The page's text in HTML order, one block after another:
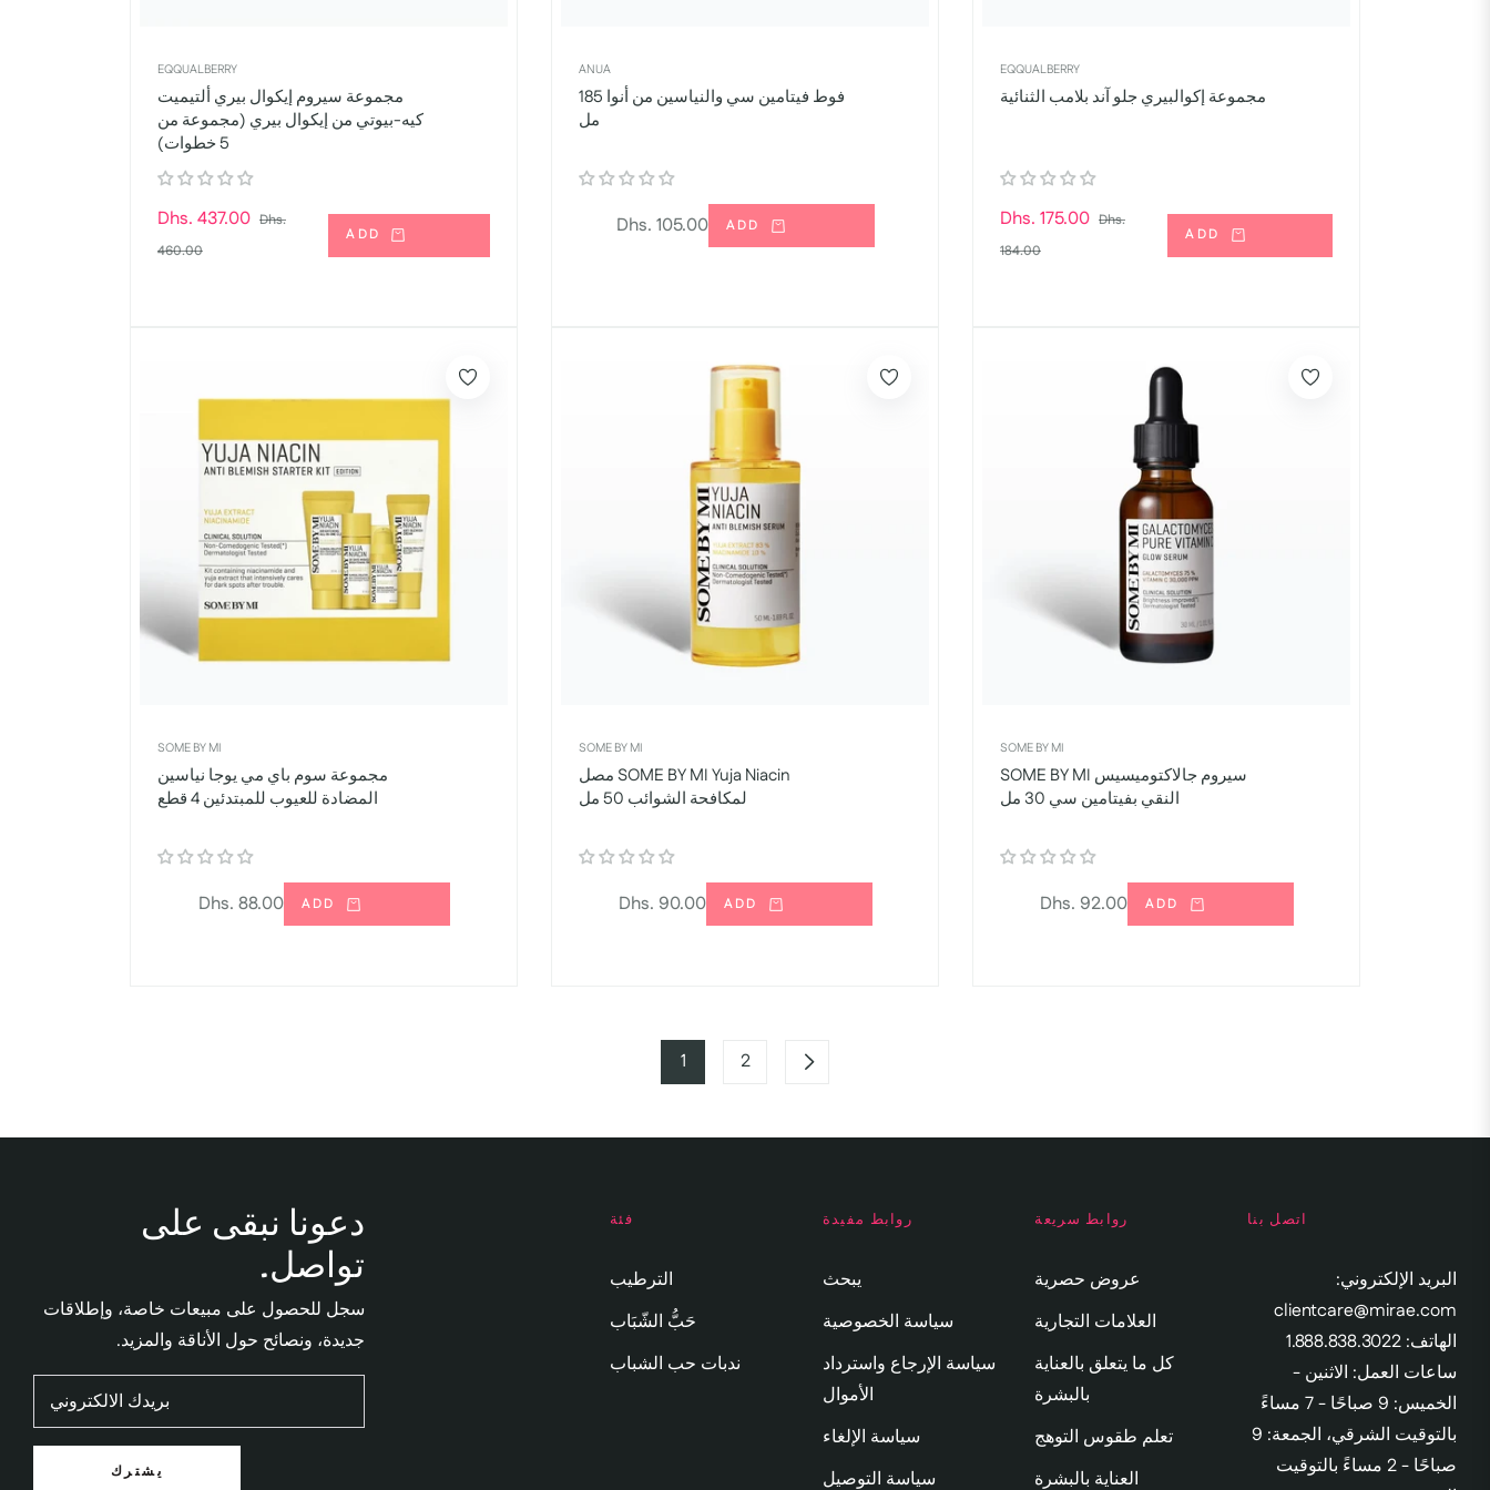
EQQUALBERRY
مجموعة سيروم إيكوال بيري ألتيميت
كيه-بيوتي من إيكوال بيري (مجموعة من
5 خطوات)
السعر
العادي
Dhs. 437.00 Dhs.
460.00سعر
ADD
ANUA
فوط فيتامين سي والنياسين من أنوا 185
مل
السعر
Dhs. 105.00 ADD
EQQUALBERRY
مجموعة إكوالبيري جلو آند بلامب الثنائية
السعر
العادي
Dhs. 175.00 Dhs.
184.00سعر
ADD
SOME BY MI
مجموعة سوم باي مي يوجا نياسين
المضادة للعيوب للمبتدئين 4 قطع
السعر
Dhs. 88.00 ADD
SOME BY MI
مصل SOME BY MI Yuja Niacin
لمكافحة الشوائب 50 مل
السعر
Dhs. 90.00 ADD
SOME BY MI
SOME BY MI سيروم جالاكتوميسيس
النقي بفيتامين سي 30 مل
السعر
Dhs. 92.00 ADD
1 2
دعونا نبقى على
تواصل.
سجل للحصول على مبيعات خاصة، وإطلاقات
جديدة، ونصائح حول الأناقة والمزيد.
بريدك الالكتروني
يشترك
فئة
الترطيب
حَبُّ الشّبَاب
ندبات حب الشباب
روابط مفيدة
يبحث
سياسة الخصوصية
سياسة الإرجاع واسترداد
الأموال
سياسة الإلغاء
سياسة التوصيل
روابط سريعة
عروض حصرية
العلامات التجارية
كل ما يتعلق بالعناية
بالبشرة
تعلم طقوس التوهج
العناية بالبشرة
اتصل بنا
البريد الإلكتروني:
clientcare@mirae.com
الهاتف: 1.888.838.3022
ساعات العمل: الاثنين -
الخميس: 9 صباحًا - 7 مساءً
بالتوقيت الشرقي، الجمعة: 9
صباحًا - 2 مساءً بالتوقيت